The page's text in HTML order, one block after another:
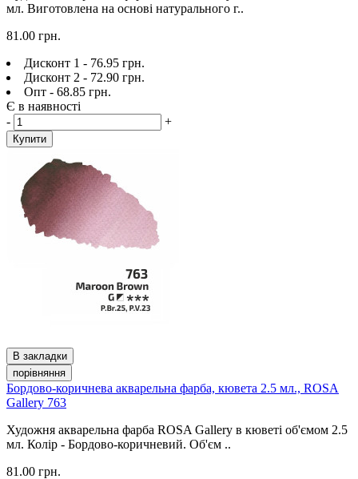
мл. Виготовлена на основі натурального г..
81.00 грн.
Дисконт 1 - 76.95 грн.
Дисконт 2 - 72.90 грн.
Опт - 68.85 грн.
Є в наявності
-
+
Купити
В закладки
порівняння
Бордово-коричнева акварельна фарба, кювета 2.5 мл., ROSA
Gallery 763
Художня акварельна фарба ROSA Gallery в кюветі об'ємом 2.5
мл. Колір - Бордово-коричневий. Об'єм ..
81.00 грн.